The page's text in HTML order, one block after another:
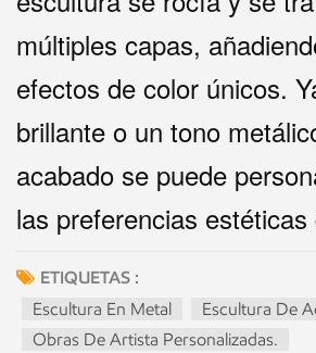
múltiples capas,
efectos de color únicos.
brillante o un tono
acabado se puede
las preferencias estéticas
ETIQUETAS :
Escultura En Metal
Escultura De
Obras De Artista Personalizadas.